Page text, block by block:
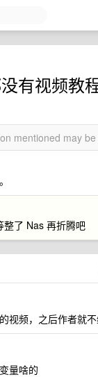
有视频教
mentioned may
整了 Nas 再折腾吧
视频，之后作者就
量啥的